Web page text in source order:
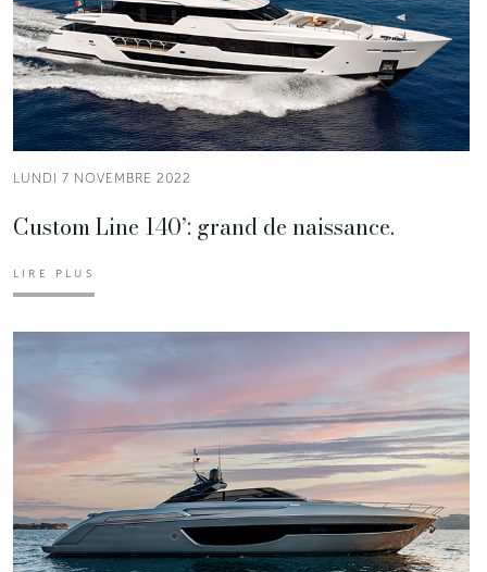
LUNDI 7 NOVEMBRE 2022
Custom Line 140’: grand de naissance.
LIRE PLUS